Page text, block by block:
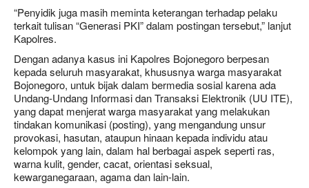
“Penyidik juga masih meminta keterangan terhadap pelaku
terkait tulisan “Generasi PKI” dalam postingan tersebut,” lanjut
Kapolres.
Dengan adanya kasus ini Kapolres Bojonegoro berpesan
kepada seluruh masyarakat, khususnya warga masyarakat
Bojonegoro, untuk bijak dalam bermedia sosial karena ada
Undang-Undang Informasi dan Transaksi Elektronik (UU ITE),
yang dapat menjerat warga masyarakat yang melakukan
tindakan komunikasi (posting), yang mengandung unsur
provokasi, hasutan, ataupun hinaan kepada individu atau
kelompok yang lain, dalam hal berbagai aspek seperti ras,
warna kulit, gender, cacat, orientasi seksual,
kewarganegaraan, agama dan lain-lain.